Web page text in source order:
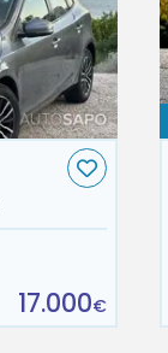
17.000€